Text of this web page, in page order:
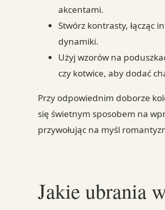
akcentami.
Stwórz kontrasty, łącząc
dynamiki.
Użyj wzorów na
czy kotwice, aby dodać
Przy odpowiednim doborze
się świetnym sposobem na
przywołując na myśl
Jakie ubrania